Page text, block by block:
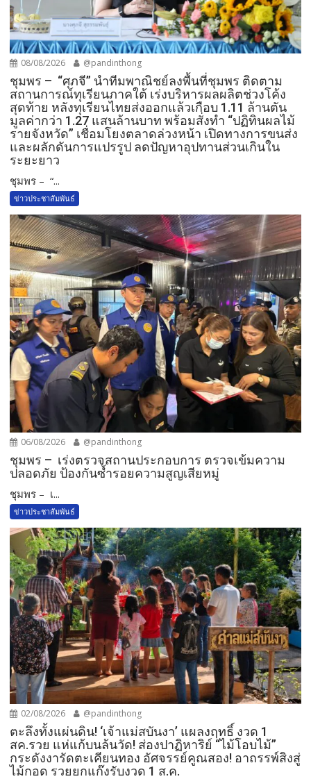
08/08/2026 @pandinthong
ชุมพร – “ศุภจี” นำทีมพาณิชย์ลงพื้นที่ชุมพร ติดตาม
สถานการณ์ทุเรียนภาคใต้ เร่งบริหารผลผลิตช่วงโค้ง
สุดท้าย หลังทุเรียนไทยส่งออกแล้วเกือบ 1.11 ล้านตัน
มูลค่ากว่า 1.27 แสนล้านบาท พร้อมสั่งทำ “ปฏิทินผลไม้
รายจังหวัด” เชื่อมโยงตลาดล่วงหน้า เปิดทางการขนส่ง
และผลักดันการแปรรูป ลดปัญหาอุปทานส่วนเกินใน
ระยะยาว
ชุมพร – “...
ข่าวประชาสัมพันธ์
06/08/2026 @pandinthong
ชุมพร – เร่งตรวจสถานประกอบการ ตรวจเข้มความ
ปลอดภัย ป้องกันซ้ำรอยความสูญเสียหมู่
ชุมพร – เ...
ข่าวประชาสัมพันธ์
02/08/2026 @pandinthong
ตะลึงทั้งแผ่นดิน! ‘เจ้าแม่สบันงา’ แผลงฤทธิ์ งวด 1
สค.รวย แห่แก้บนล้นวัด!​ ส่องปาฏิหาริย์ “ไม้โอบไม้”
กระดังงารัดตะเคียนทอง อัศจรรย์คูณสอง! อาถรรพ์สิงสู่
ไม้กอด รวยยกแก๊งรับงวด 1 ส.ค.​